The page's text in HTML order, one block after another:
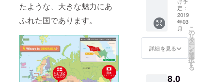
たような、大きな魅力にあ
ふれた国であります。
安があ
る方は
事前に
ご相談
くださ
い。 ＊
あたた
かい応
もあり
ルグッ
ズのデ
ザイン
は、若
干変更
する場
合があ
りま
めご了
旨お知
らせく
ださ
い。
ニック
可 ※上
記の写
メージ
ウェル
カムワ
インや
朝食、
洗濯機
サービ
スはつ
は、備
考欄に
てその
旨お知
らせく
い。
ニック
記写真
たしま
す。 ⑥
これか
ら作成
するゲ
ストハ
に、ご
兼用
23.0cm
27.5cm
］ ※カ
ラーは
となり
リジナ
ルパス
ポート
ケース
コー
ス》
①「nic
otalishv
ili」オリ
ジナル
定：
2019
年03
月
詳細を見る
こ
の
リ
タ
ー
ン
を
選
択
す
る
8,0